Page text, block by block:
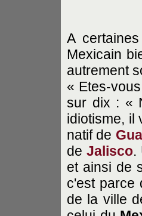
A
Mexicain
autrement
« Etes-
sur dix : «
idiotisme, il
natif de
de Jalisco.
et ainsi de
c'est parce
de la ville